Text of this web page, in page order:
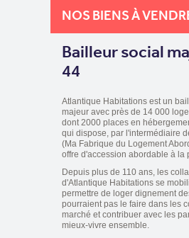
NOS BIENS À
Bailleur social
44
Atlantique Habitations est un
majeur avec près de 14 000
dont 2000 places en
qui dispose, par l'intermédiaire
(Ma Fabrique du Logement
offre d'accession abordable à la
Depuis plus de 110 ans, les
d'Atlantique Habitations se
permettre de loger dignement
pourraient pas le faire dans les
marché et contribuer avec les
mieux-vivre ensemble.